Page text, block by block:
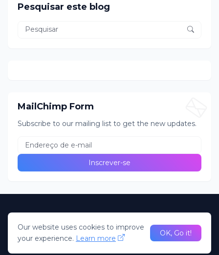
Pesquisar este blog
MailChimp Form
Subscribe to our mailing list to get the new updates.
desenvolvido Pela R2N. Todos direitos Reservados; Portal
RN NOTÍCIA
HomeAbout UsPrivacy PolicyContact Us
Our website uses cookies to improve
your experience. Learn more
OK, Go it!